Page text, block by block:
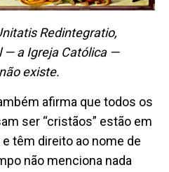
Redintegratio,
— a Igreja Católica —
existe.
afirma que todos os
ser “cristãos” estão em
têm direito ao nome de
não menciona nada